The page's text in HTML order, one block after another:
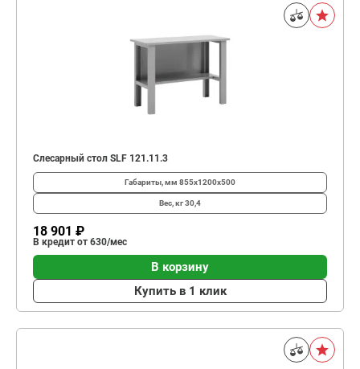
Слесарный стол SLF 121.11.3
Габариты, мм 855x1200x500
Вес, кг30,4
18 901 ₽
В кредит от 630/мес
В корзину
Купить в 1 клик